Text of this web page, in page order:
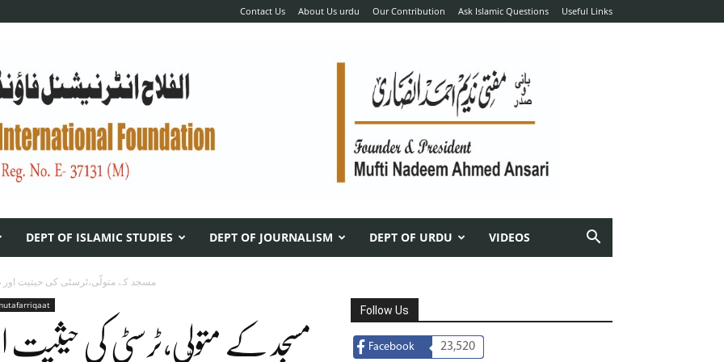
Contact Us About Us urdu Our Contribution Ask Islamic Questions Useful Links
DEPT OF ISLAMIC STUDIES DEPT OF JOURNALISM DEPT OF URDU VIDEOS
مسجد کے متولّی،ٹرسٹی کی حیثیت اور
مسجد کے متولّی،ٹرسٹی کی حیثیت
Follow Us
Facebook 23,520